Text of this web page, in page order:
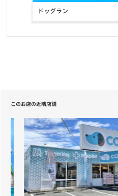
応援しています
2020/12/01 お知らせ
長期保障付きの「あんしん半額キャン
ドッグラン
このお店の近隣店舗